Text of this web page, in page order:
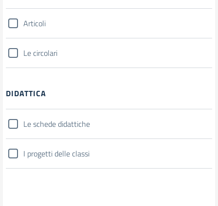
Articoli
Le circolari
DIDATTICA
Le schede didattiche
I progetti delle classi